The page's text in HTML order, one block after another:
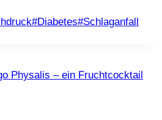
#Diabetes#Schlaganfall
Physalis – ein Fruchtcocktail